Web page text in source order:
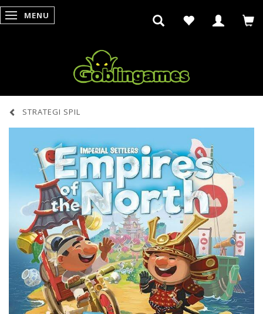
SKIFTE NAVIGATION
MENU
STRATEGI SPIL